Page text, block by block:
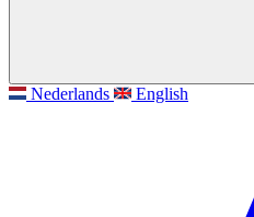
Nederlands English